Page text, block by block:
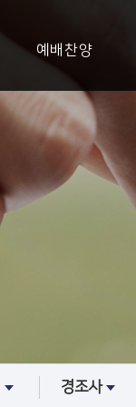
예배찬양
경조사